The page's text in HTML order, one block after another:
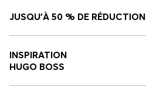
JUSQU'À 50 % DE RÉDUCTION
INSPIRATION
HUGO BOSS